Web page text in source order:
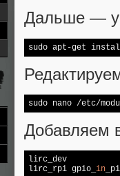
Дальше —
Добавляем
lirc_dev
lirc_rpi gpio_ in